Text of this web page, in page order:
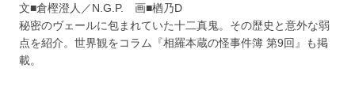
文■倉樫澄人／N.G.P. 画■楢乃D
秘密のヴェールに包まれていた十二真鬼。その歴史と意外な弱
点を紹介。世界観をコラム『相羅本蔵の怪事件簿 第9回』も掲
載。